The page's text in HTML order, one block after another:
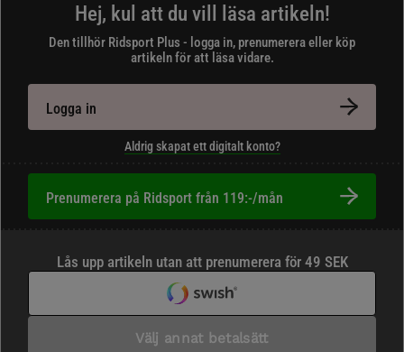
Hej, kul att du vill läsa artikeln!
Den tillhör Ridsport Plus - logga in, prenumerera eller köp
artikeln för att läsa vidare.
Logga in
Aldrig skapat ett digitalt konto?
Prenumerera på Ridsport från 119:-/mån